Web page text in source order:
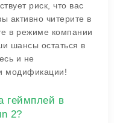
риск, что вас
активно читерите в
в режиме компании
шансы остаться в
и не
модификации!
геймплей в
2?